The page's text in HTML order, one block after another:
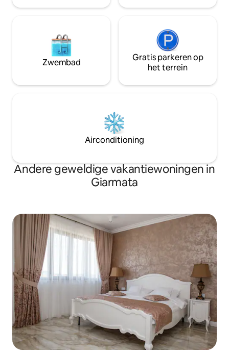
Zwembad
Gratis parkeren op
het terrein
Airconditioning
Andere geweldige vakantiewoningen in
Giarmata